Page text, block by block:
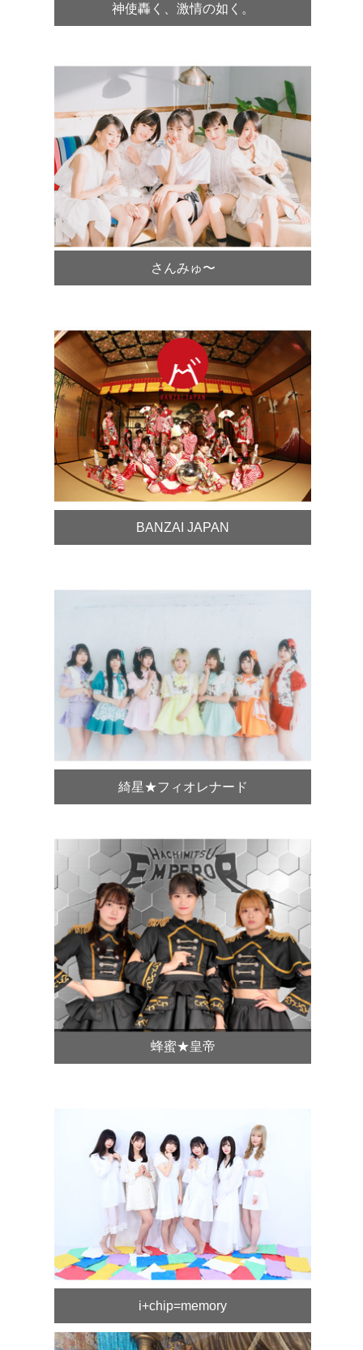
神使轟く、激情の如く。
さんみゅ〜
BANZAI JAPAN
綺星★フィオレナード
蜂蜜★皇帝
i+chip=memory